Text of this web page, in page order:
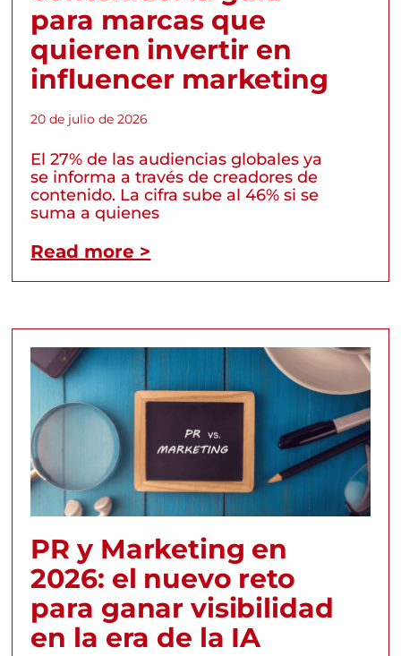
para marcas que
quieren invertir en
influencer marketing
20 de julio de 2026
El 27% de las audiencias globales ya
se informa a través de creadores de
contenido. La cifra sube al 46% si se
suma a quienes
Read more >
PR y Marketing en
2026: el nuevo reto
para ganar visibilidad
en la era de la IA